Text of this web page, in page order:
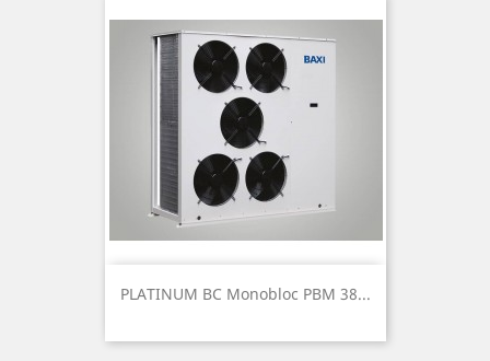
PLATINUM BC Monobloc PBM 38...